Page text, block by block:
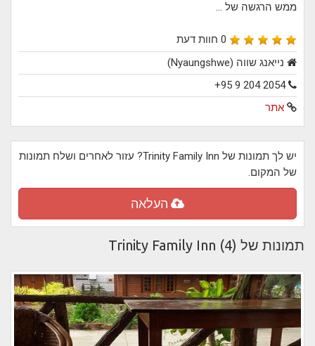
ממש הרגשה של ...
נייאנג שווה (Nyaungshwe)
+95 9 204 2054
אתר
יש לך תמונות של Trinity Family Inn? עזור לאחרים ושלח תמונות
של המקום.
העלאה
תמונות של Trinity Family Inn (4)